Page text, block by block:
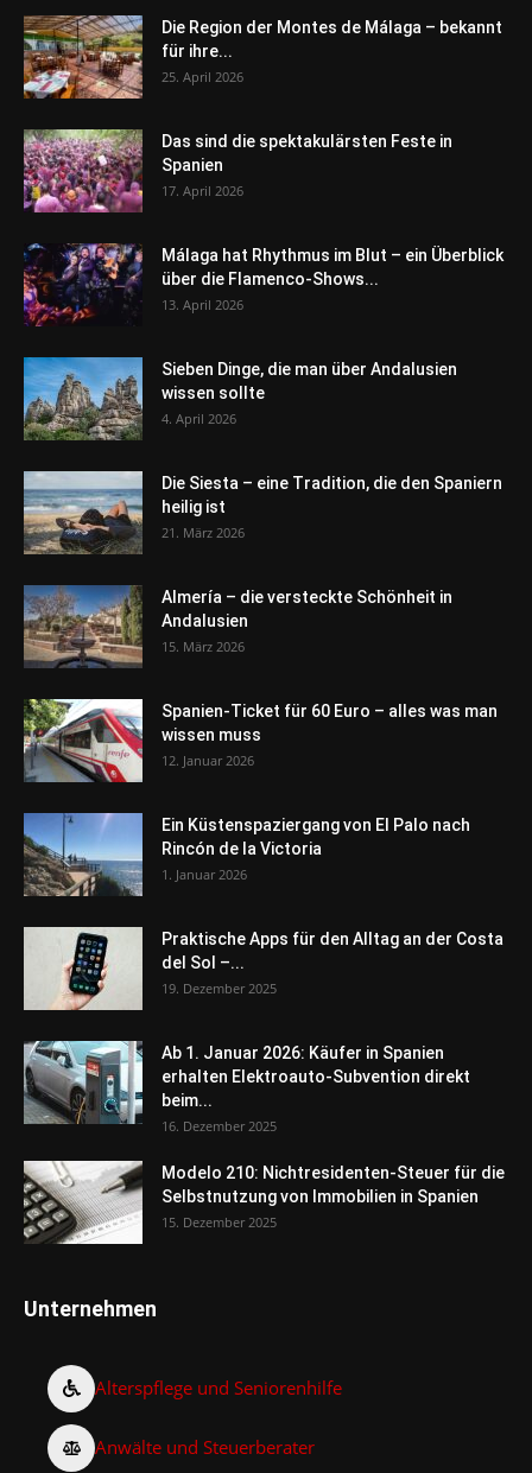
Die Region der Montes de Málaga – bekannt
für ihre...
25. April 2026
Das sind die spektakulärsten Feste in
Spanien
17. April 2026
Málaga hat Rhythmus im Blut – ein Überblick
über die Flamenco-Shows...
13. April 2026
Sieben Dinge, die man über Andalusien
wissen sollte
4. April 2026
Die Siesta – eine Tradition, die den Spaniern
heilig ist
21. März 2026
Almería – die versteckte Schönheit in
Andalusien
15. März 2026
Spanien-Ticket für 60 Euro – alles was man
wissen muss
12. Januar 2026
Ein Küstenspaziergang von El Palo nach
Rincón de la Victoria
1. Januar 2026
Praktische Apps für den Alltag an der Costa
del Sol –...
19. Dezember 2025
Ab 1. Januar 2026: Käufer in Spanien
erhalten Elektroauto-Subvention direkt
beim...
16. Dezember 2025
Modelo 210: Nichtresidenten-Steuer für die
Selbstnutzung von Immobilien in Spanien
15. Dezember 2025
Unternehmen
Alterspflege und Seniorenhilfe
Anwälte und Steuerberater